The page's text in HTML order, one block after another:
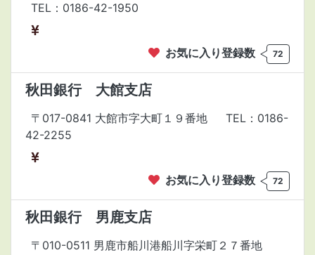
TEL：0186-42-1950
お気に入り登録数 72
秋田銀行 大館支店
〒017-0841 大館市字大町１９番地
TEL：0186-
42-2255
お気に入り登録数 72
秋田銀行 男鹿支店
〒010-0511 男鹿市船川港船川字栄町２７番地